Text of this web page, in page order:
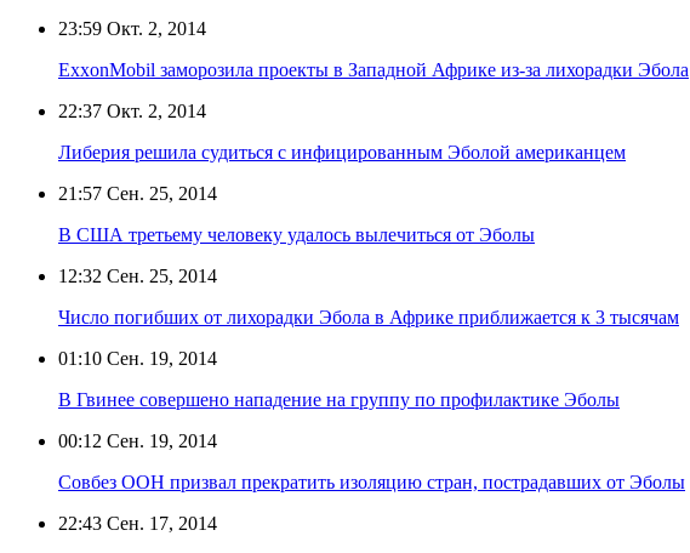
23:59 Окт. 2, 2014
ExxonMobil заморозила проекты в Западной Африке из-за лихорадки Эбола
22:37 Окт. 2, 2014
Либерия решила судиться с инфицированным Эболой американцем
21:57 Сен. 25, 2014
В США третьему человеку удалось вылечиться от Эболы
12:32 Сен. 25, 2014
Число погибших от лихорадки Эбола в Африке приближается к 3 тысячам
01:10 Сен. 19, 2014
В Гвинее совершено нападение на группу по профилактике Эболы
00:12 Сен. 19, 2014
Совбез ООН призвал прекратить изоляцию стран, пострадавших от Эболы
22:43 Сен. 17, 2014